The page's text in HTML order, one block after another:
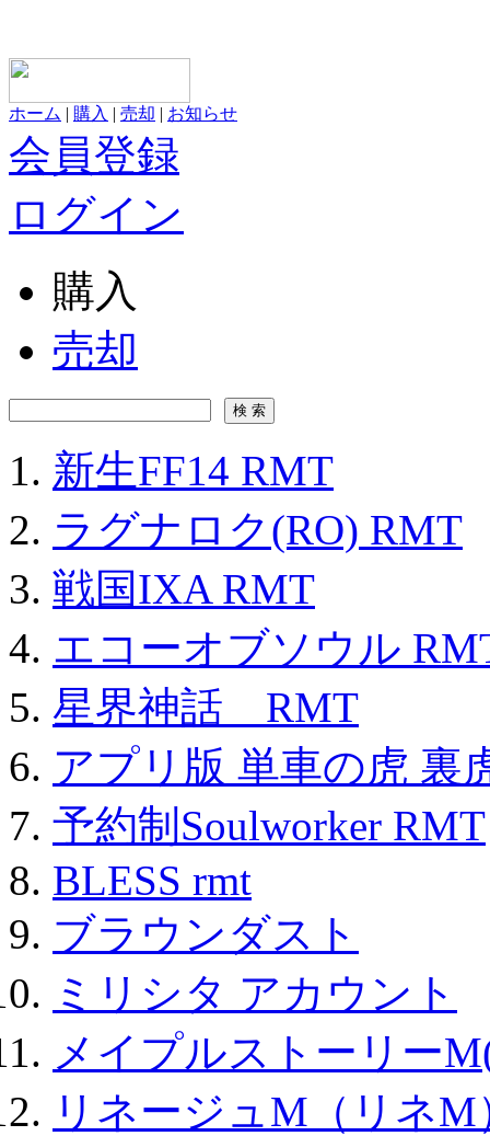
ホーム | 購入 | 売却 | お知らせ
会員登録
ログイン
購入
売却
新生FF14 RMT
ラグナロク(RO) RMT
戦国IXA RMT
エコーオブソウル
星界神話 RMT
アプリ版 単車の虎 裏
予約制Soulworker RMT
BLESS rmt
ブラウンダスト
ミリシタ アカウント
メイプルストーリー
リネージュM（リネM